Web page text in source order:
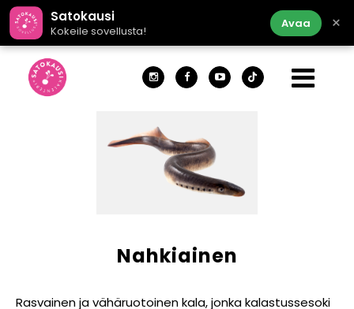
Satokausi
Kokeile sovellusta!
Avaa ×
Nahkiainen
Rasvainen ja vähäruotoinen kala, jonka kalastussesoki